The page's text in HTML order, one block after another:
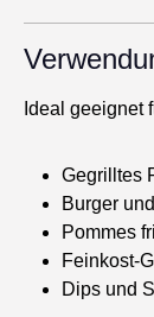
Ideal geeignet
Gegrilltes
Burger
Pommes
Feinkost-
Dips und